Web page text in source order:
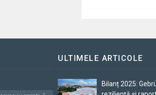
ULTIMELE ARTICOLE
Bilanț 2025: